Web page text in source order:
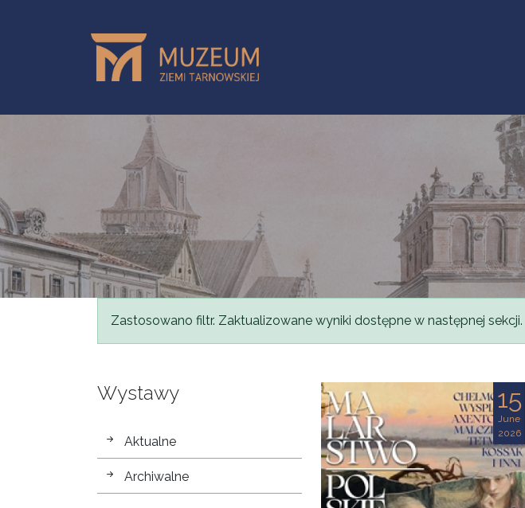
Status message
Zastosowano filtr. Zaktualizowane wyniki dostępne w następnej sekcji.
Wystawy
wystawy
Aktualne
Archiwalne
15
June
2026